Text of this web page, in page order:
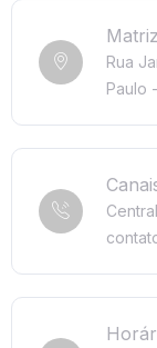
Matriz
Rua
Paulo